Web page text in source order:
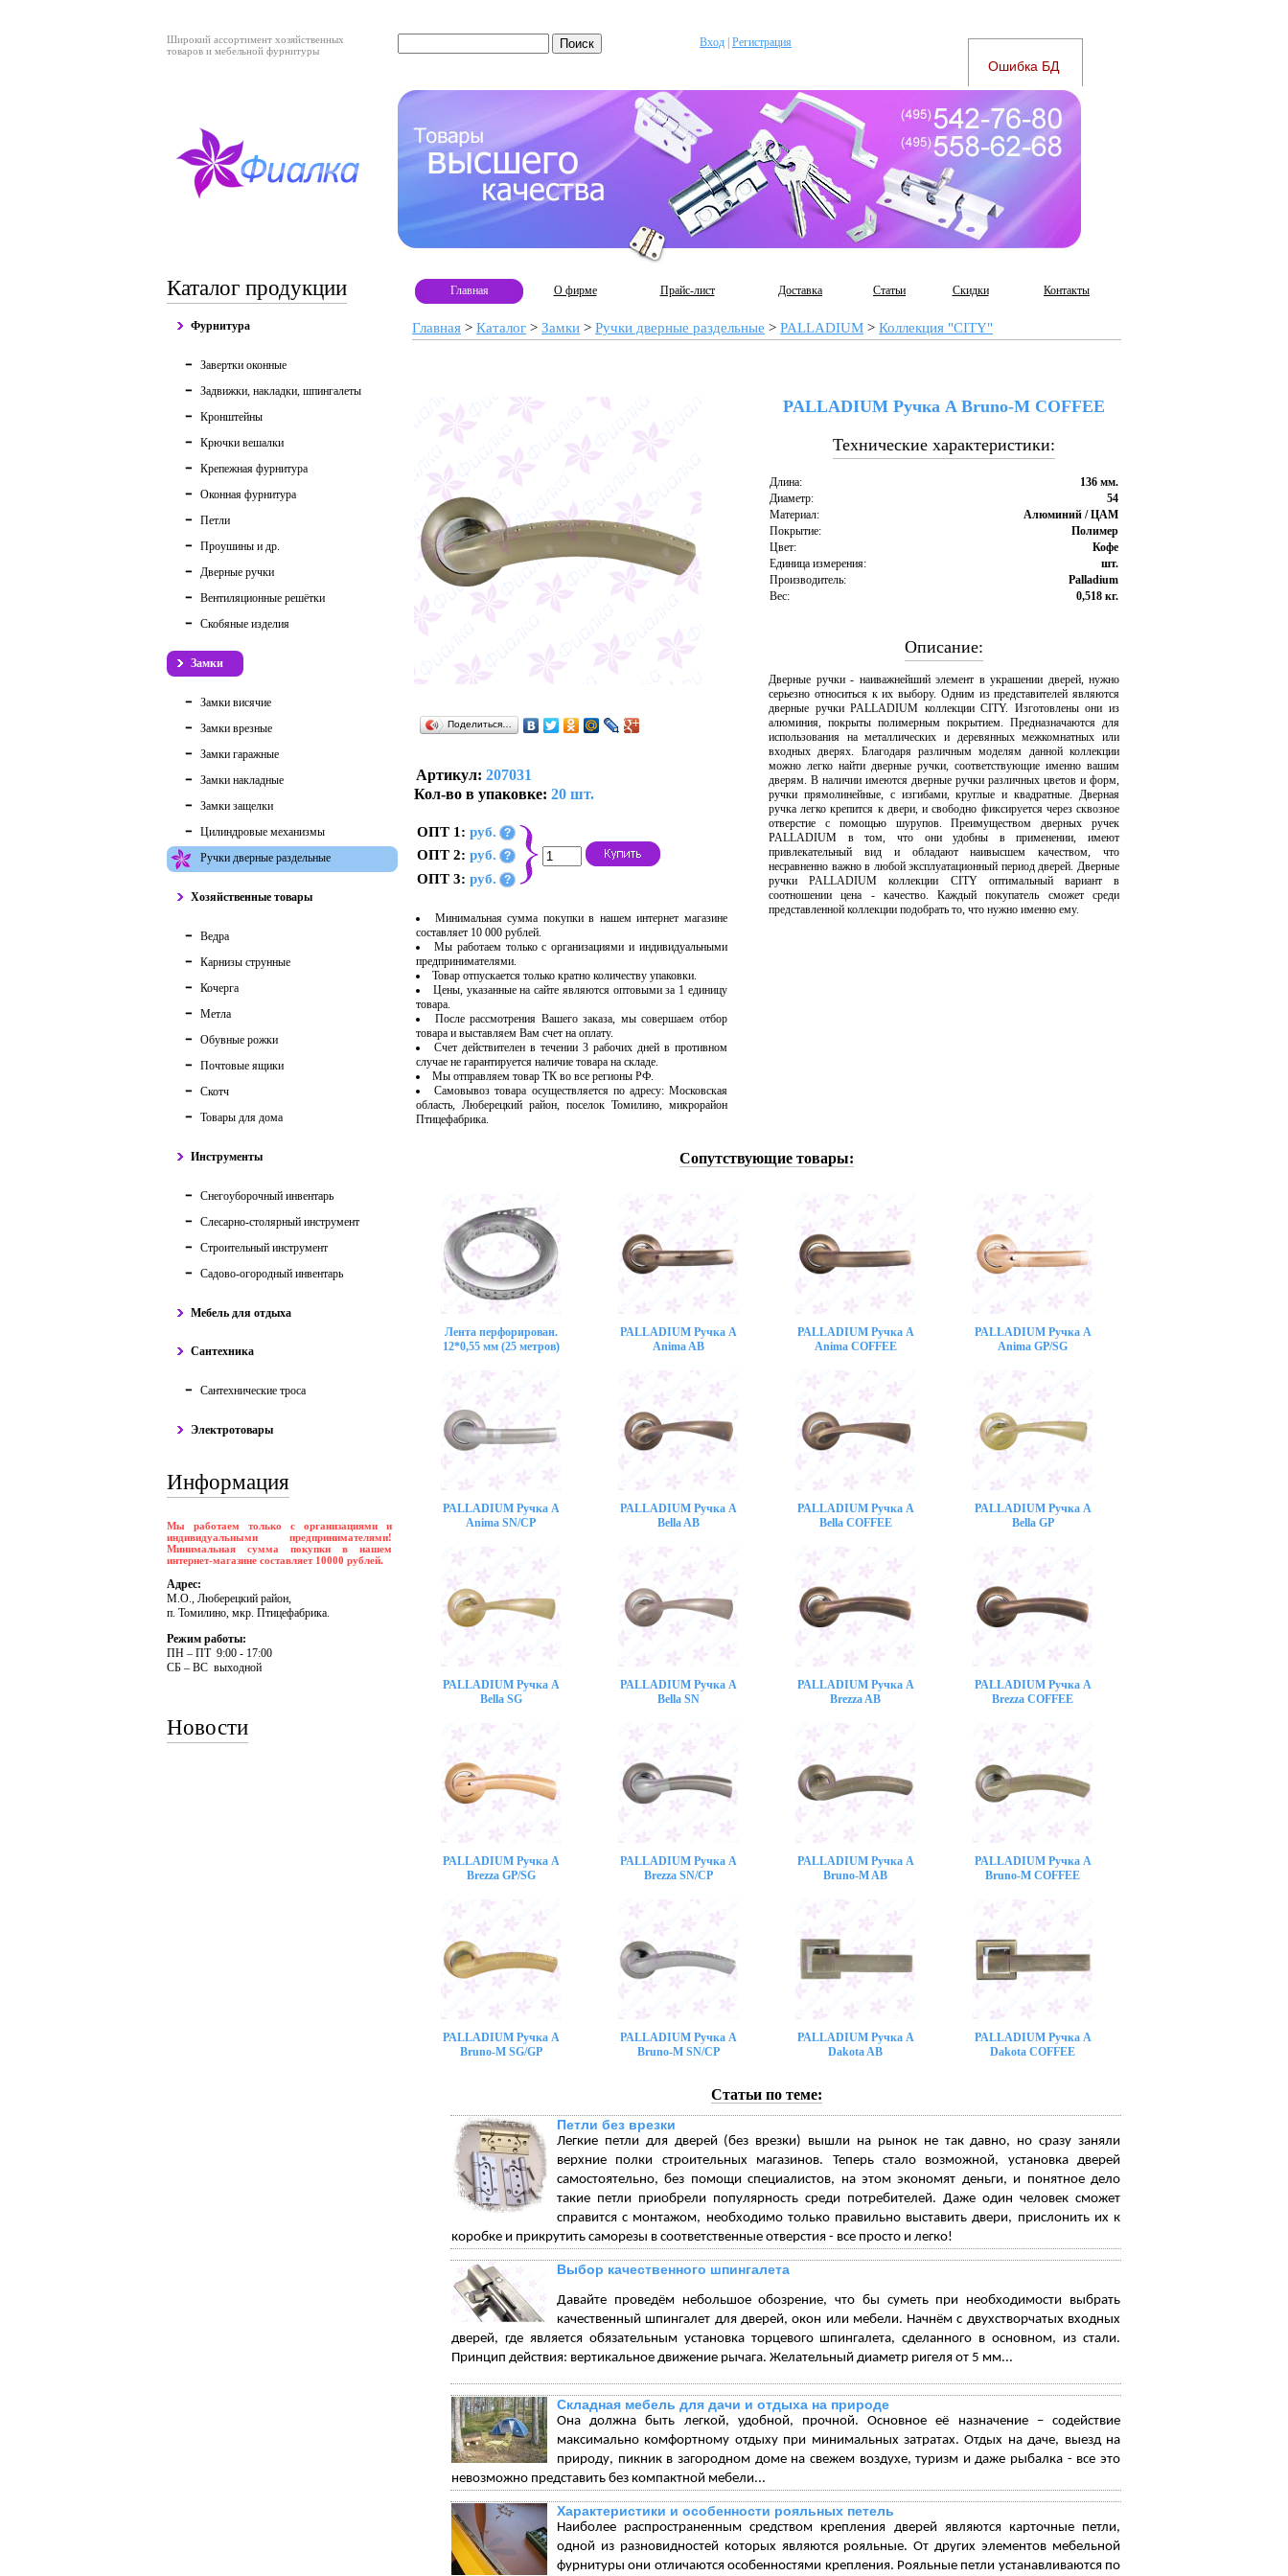
Широкий ассортимент хозяйственных
товаров и мебельной фурнитуры
Вход Регистрация
Каталог продукции
Фурнитура
Завертки оконные
Задвижки, накладки, шпингалеты
Кронштейны
Крючки вешалки
Крепежная фурнитура
Оконная фурнитура
Петли
Проушины и др.
Дверные ручки
Вентиляционные решётки
Скобяные изделия
Замки
Замки висячие
Замки врезные
Замки гаражные
Замки накладные
Замки защелки
Цилиндровые механизмы
Ручки дверные раздельные
Хозяйственные товары
Ведра
Карнизы струнные
Кочерга
Метла
Обувные рожки
Почтовые ящики
Скотч
Товары для дома
Инструменты
Снегоуборочный инвентарь
Слесарно-столярный инструмент
Строительный инструмент
Садово-огородный инвентарь
Мебель для отдыха
Сантехника
Сантехнические троса
Электротовары
Информация
Мы работаем только с организациями и
индивидуальными предпринимателями!
Минимальная сумма покупки в нашем
интернет-магазине составляет 10000 рублей.
Адрес:
М.О., Люберецкий район,
п. Томилино, мкр. Птицефабрика.
Режим работы:
ПH – ПT 9:00 - 17:00
CБ – BC выходной
Новости
Главная О фирме Прайс-лист Доставка Статьи Скидки Контакты
Главная > Каталог > Замки > Ручки дверные раздельные > PALLADIUM > Коллекция "CITY"
Поделиться…
Артикул: 207031
Кол-во в упаковке: 20 шт.
ОПТ 1: руб. ?
ОПТ 2: руб. ?
ОПТ 3: руб. ?
Минимальная сумма покупки в нашем интернет магазине
составляет 10 000 рублей.
Мы работаем только с организациями и индивидуальными
предпринимателями.
Товар отпускается только кратно количеству упаковки.
Цены, указанные на сайте являются оптовыми за 1 единицу
товара.
После рассмотрения Вашего заказа, мы совершаем отбор
товара и выставляем Вам счет на оплату.
Счет действителен в течении 3 рабочих дней в противном
случае не гарантируется наличие товара на складе.
Мы отправляем товар ТК во все регионы РФ.
Самовывоз товара осуществляется по адресу: Московская
область, Люберецкий район, поселок Томилино, микрорайон
Птицефабрика.
PALLADIUM Ручка A Bruno-M COFFEE
Технические характеристики:
Длина:
136 мм.
Диаметр:
54
Материал:
Алюминий / ЦАМ
Покрытие:
Полимер
Цвет:
Кофе
Единица измерения:
шт.
Производитель:
Palladium
Вес:
0,518 кг.
Описание:
Дверные ручки - наиважнейший элемент в украшении дверей, нужно
серьезно относиться к их выбору. Одним из представителей являются
дверные ручки PALLADIUM коллекции CITY. Изготовлены они из
алюминия, покрыты полимерным покрытием. Предназначаются для
использования на металлических и деревянных межкомнатных или
входных дверях. Благодаря различным моделям данной коллекции
можно легко найти дверные ручки, соответствующие именно вашим
дверям. В наличии имеются дверные ручки различных цветов и форм,
ручки прямолинейные, с изгибами, круглые и квадратные. Дверная
ручка легко крепится к двери, и свободно фиксируется через сквозное
отверстие с помощью шурупов. Преимуществом дверных ручек
PALLADIUM в том, что они удобны в применении, имеют
привлекательный вид и обладают наивысшем качеством, что
несравненно важно в любой эксплуатационный период дверей. Дверные
ручки PALLADIUM коллекции CITY оптимальный вариант в
соотношении цена - качество. Каждый покупатель сможет среди
представленной коллекции подобрать то, что нужно именно ему.
Сопутствующие товары:
Лента перфорирован.
12*0,55 мм (25 метров)
PALLADIUM Ручка A
Anima AB
PALLADIUM Ручка A
Anima COFFEE
PALLADIUM Ручка A
Anima GP/SG
PALLADIUM Ручка A
Anima SN/CP
PALLADIUM Ручка A
Bella AB
PALLADIUM Ручка A
Bella COFFEE
PALLADIUM Ручка A
Bella GP
PALLADIUM Ручка A
Bella SG
PALLADIUM Ручка A
Bella SN
PALLADIUM Ручка A
Brezza AB
PALLADIUM Ручка A
Brezza COFFEE
PALLADIUM Ручка A
Brezza GP/SG
PALLADIUM Ручка A
Brezza SN/CP
PALLADIUM Ручка A
Bruno-M AB
PALLADIUM Ручка A
Bruno-M COFFEE
PALLADIUM Ручка A
Bruno-M SG/GP
PALLADIUM Ручка A
Bruno-M SN/CP
PALLADIUM Ручка A
Dakota AB
PALLADIUM Ручка A
Dakota COFFEE
Статьи по теме:
Петли без врезки
Легкие петли для дверей (без врезки) вышли на рынок не так давно, но сразу заняли
верхние полки строительных магазинов. Теперь стало возможной, установка дверей
самостоятельно, без помощи специалистов, на этом экономят деньги, и понятное дело
такие петли приобрели популярность среди потребителей. Даже один человек сможет
справится с монтажом, необходимо только правильно выставить двери, прислонить их к
коробке и прикрутить саморезы в соответственные отверстия - все просто и легко!
Выбор качественного шпингалета
Давайте проведём небольшое обозрение, что бы суметь при необходимости выбрать
качественный шпингалет для дверей, окон или мебели. Начнём с двухстворчатых входных
дверей, где является обязательным установка торцевого шпингалета, сделанного в основном, из стали.
Принцип действия: вертикальное движение рычага. Желательный диаметр ригеля от 5 мм...
Складная мебель для дачи и отдыха на природе
Она должна быть легкой, удобной, прочной. Основное её назначение – содействие
максимально комфортному отдыху при минимальных затратах. Отдых на даче, выезд на
природу, пикник в загородном доме на свежем воздухе, туризм и даже рыбалка - все это
невозможно представить без компактной мебели...
Характеристики и особенности рояльных петель
Наиболее распространенным средством крепления дверей являются карточные петли,
одной из разновидностей которых являются рояльные. От других элементов мебельной
фурнитуры они отличаются особенностями крепления. Рояльные петли устанавливаются по